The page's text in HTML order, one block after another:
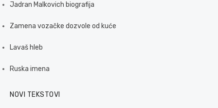
Jadran Malkovich biografija
Zamena vozačke dozvole od kuće
Lavaš hleb
Ruska imena
NOVI TEKSTOVI